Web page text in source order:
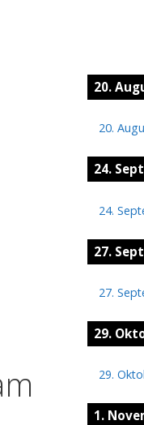
20.
20.
24.
24.
27.
27.
29.
29.
1.